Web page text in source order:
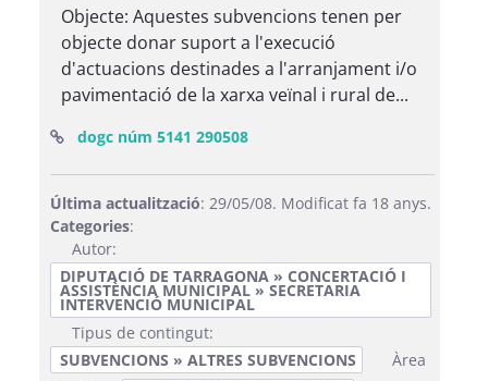
Objecte: Aquestes subvencions tenen per
objecte donar suport a l'execució
d'actuacions destinades a l'arranjament i/o
pavimentació de la xarxa veïnal i rural de...
dogc núm 5141 290508(Obre una finestra nova)
Última actualització: 29/05/08. Modificat fa 18 anys.
Categories:
Autor:
DIPUTACIÓ DE TARRAGONA » CONCERTACIÓ I
ASSISTÈNCIA MUNICIPAL » SECRETARIA
INTERVENCIÓ MUNICIPAL
Tipus de contingut:
SUBVENCIONS » ALTRES SUBVENCIONS
Àrea